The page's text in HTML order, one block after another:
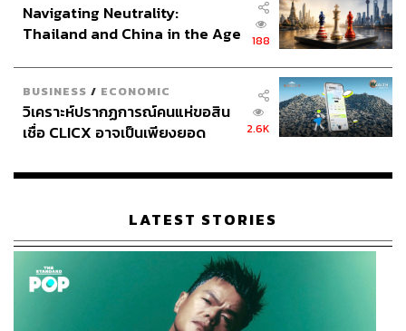
Navigating Neutrality:
Thailand and China in the Age
188
BUSINESS / ECONOMIC
วิเคราะห์ปรากฏการณ์คนแห่ขอสิน
เชื่อ CLICX อาจเป็นเพียงยอด
เรือนไทยที่ถูกซุกไว้
2.6K
LATEST STORIES